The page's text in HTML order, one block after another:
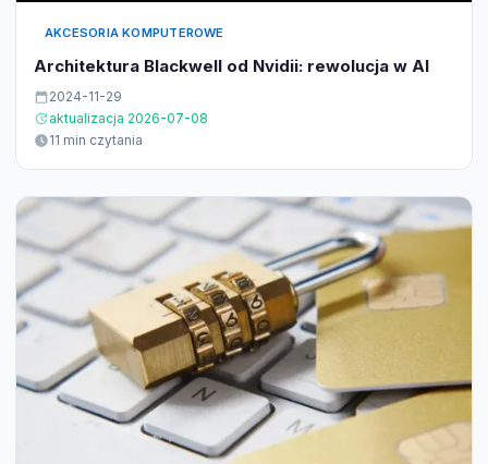
AKCESORIA KOMPUTEROWE
Architektura Blackwell od Nvidii: rewolucja w AI
2024-11-29
aktualizacja 2026-07-08
11 min czytania